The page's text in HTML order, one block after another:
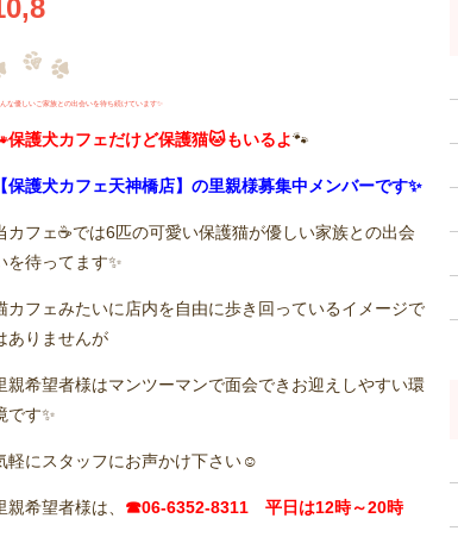
な優しいご家族との出会いを待ち続けています✨
保護犬カフェだけど保護猫🐱もいるよ🐾
【保護犬カフェ天神橋店】の里親様募集中メンバーです✨
カフェ☕️では6匹の可愛い保護猫が優しい家族との出会
を待ってます✨
カフェみたいに店内を自由に歩き回っているイメージで
ありませんが
親希望者様はマンツーマンで面会できお迎えしやすい環
です✨
軽にスタッフにお声かけ下さい☺️
親希望者様は、 ☎06-6352-8311 平日は12時～20時